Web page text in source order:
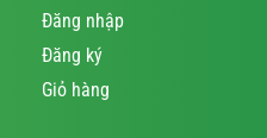
Đăng nhập
Đăng ký
Giỏ hàng